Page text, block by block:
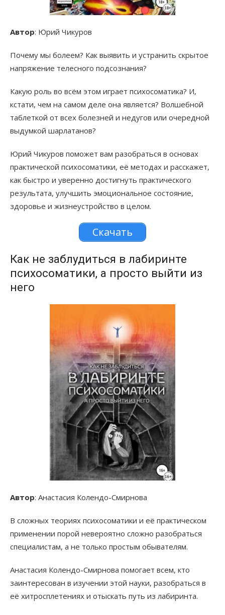
Автор: Юрий Чикуров
Почему мы болеем? Как выявить и устранить скрытое
напряжение телесного подсознания?
Какую роль во всём этом играет психосоматика? И,
кстати, чем на самом деле она является? Волшебной
таблеткой от всех болезней и недугов или очередной
выдумкой шарлатанов?
Юрий Чикуров поможет вам разобраться в основах
практической психосоматики, её методах и расскажет,
как быстро и уверенно достигнуть практического
результата, улучшить эмоциональное состояние,
здоровье и жизнеустройство в целом.
Скачать
Как не заблудиться в лабиринте
психосоматики, а просто выйти из
него
Автор: Анастасия Колендо-Смирнова
В сложных теориях психосоматики и её практическом
применении порой невероятно сложно разобраться
специалистам, а не только простым обывателям.
Анастасия Колендо-Смирнова помогает всем, кто
заинтересован в изучении этой науки, разобраться в
её хитросплетениях и отыскать путь из лабиринта.